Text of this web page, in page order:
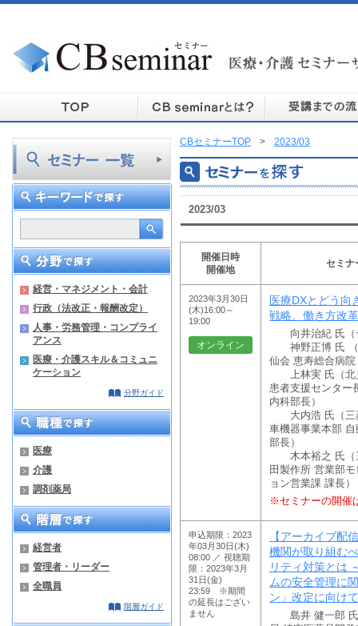
経営・マネジメント・会計
行政（法改正・報酬改定）
人事・労務管理・コンプライ
アンス
医療・介護スキル＆コミュニ
ケーション
分野ガイド
医療
介護
調剤薬局
経営者
管理者・リーダー
全職員
階層ガイド
CBセミナーTOP > 2023/03
2023/03
開催日時
開催地
セミナ
2023年3月30日
(木)16:00～
19:00
オンライン
医療DXとどう向
戦略、働き方改
向井治紀 氏（
神野正博 氏 （
仙会 恵寿総合病
上林実 氏（北
患者支援センター
内科部長）
大内浩 氏（三
車機器事業本部
部長）
木本裕之 氏（
田製作所 営業部
ョン営業課 課長）
※セミナーの開催
申込期限：2023
年03月30日(木)
08:00 ／ 視聴期
限：2023年3月
31日(金)
23:59 ※期間
の延長はござい
ません
【アーカイブ配
機関が取り組む
リティ対策とは
ムの安全管理に
ン」改定に向け
島井 健一郎 氏